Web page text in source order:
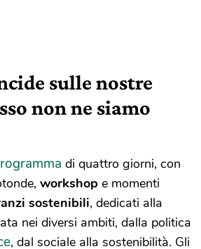
sulle nostre
non ne siamo
di quattro giorni, con
workshop e momenti
sostenibili, dedicati alla
nei diversi ambiti, dalla politica
, dal sociale alla sostenibilità. Gli